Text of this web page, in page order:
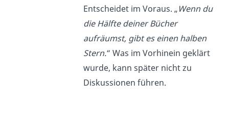
Entscheidet im Voraus. „Wenn du
die Hälfte deiner Bücher
aufräumst, gibt es einen halben
Stern.“ Was im Vorhinein geklärt
wurde, kann später nicht zu
Diskussionen führen.